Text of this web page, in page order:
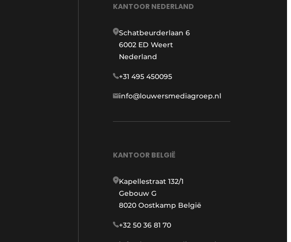
KANTOOR NEDERLAND
Schatbeurderlaan 6
6002 ED Weert
Nederland
+31 495 450095
info@louwersmediagroep.nl
KANTOOR BELGIË
Kapellestraat 132/1
Gebouw G
8020 Oostkamp België
+32 50 36 81 70